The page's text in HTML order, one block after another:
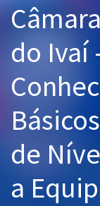
Cursos 20% OFF
Pós
Graduação
OAB
Mentorias
Questões grátis
do Ivaí
de
a